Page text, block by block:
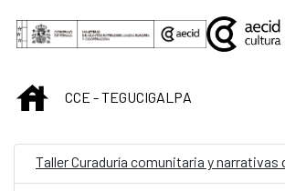
Saltar al contenido principal
INICIOCCE - TEGUCIGALPA